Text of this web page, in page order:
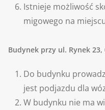
Istnieje możliwość
migowego na
Budynek przy ul. Rynek 23,
Do budynku
jest podjazdu dla
W budynku nie ma